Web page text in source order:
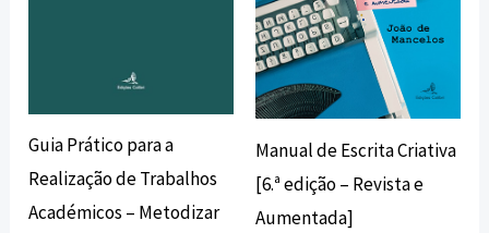
Guia Prático para a
Realização de Trabalhos
Académicos – Metodizar
Manual de Escrita Criativa
[6.ª edição – Revista e
Aumentada]